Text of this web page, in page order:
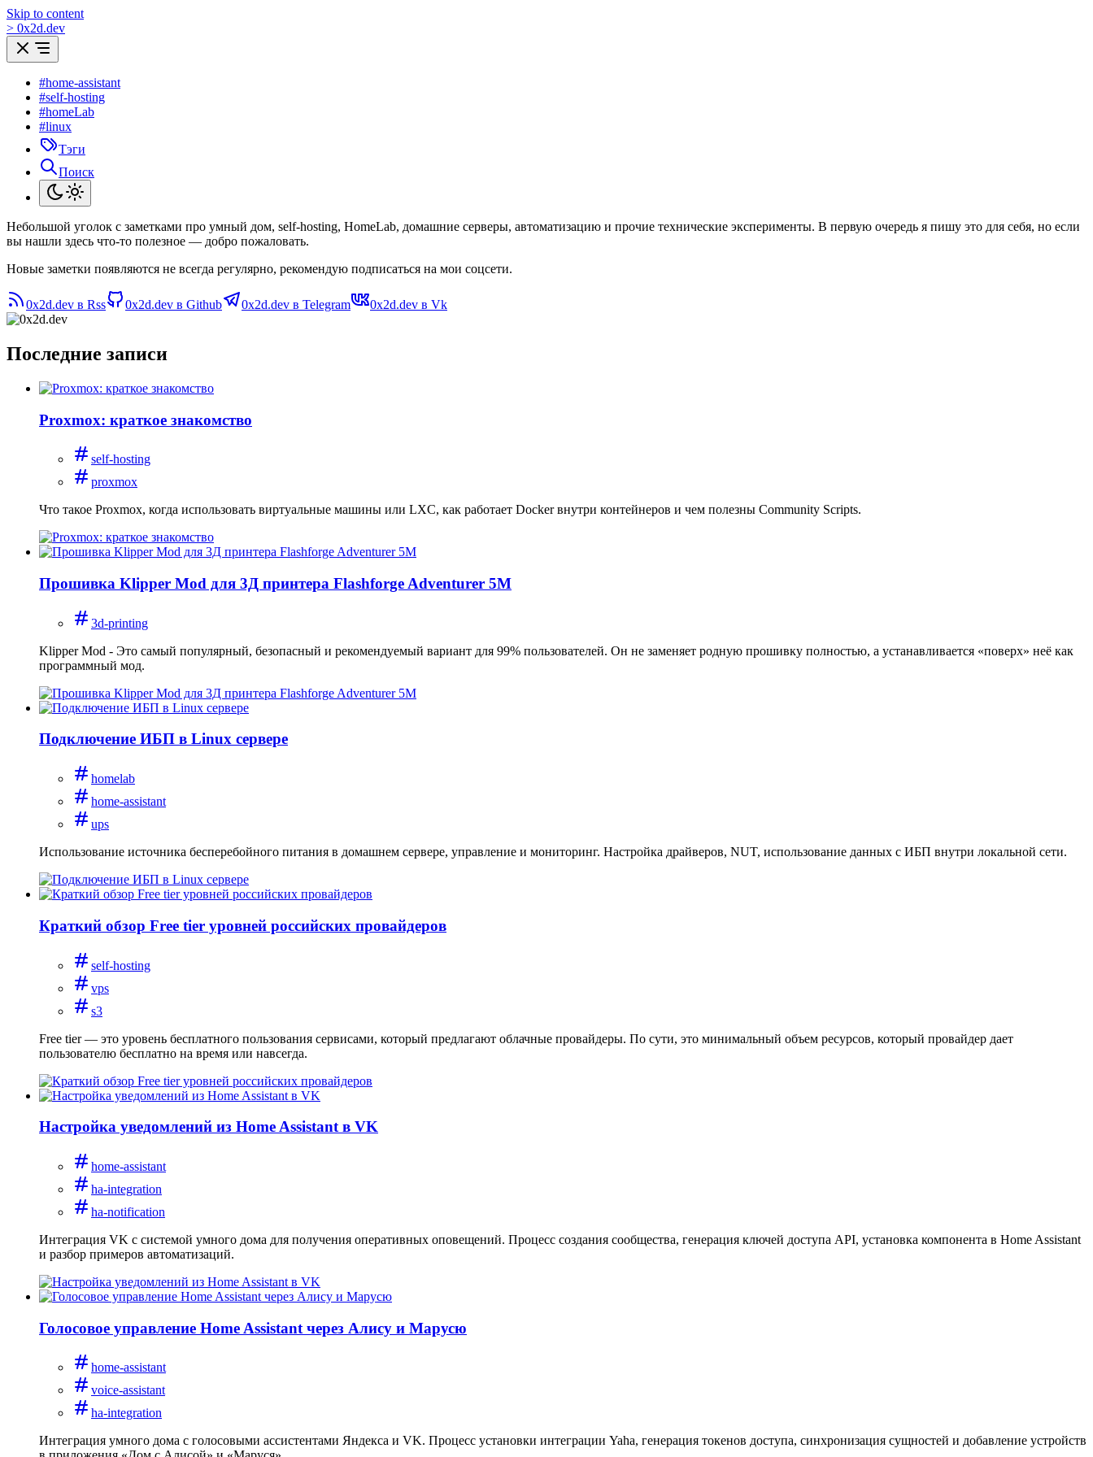
Skip to content
> 0x2d.dev
#home-assistant
#self-hosting
#homeLab
#linux
Тэги
Поиск
Небольшой уголок с заметками про умный дом, self-hosting, HomeLab, домашние серверы, автоматизацию и прочие технические эксперименты. В первую очередь я пишу это для себя, но если
вы нашли здесь что-то полезное — добро пожаловать.
Новые заметки появляются не всегда регулярно, рекомендую подписаться на мои соцсети.
0x2d.dev в Rss 0x2d.dev в Github 0x2d.dev в Telegram 0x2d.dev в Vk
Последние записи
Proxmox: краткое знакомство
self-hosting
proxmox
Что такое Proxmox, когда использовать виртуальные машины или LXC, как работает Docker внутри контейнеров и чем полезны Community Scripts.
Прошивка Klipper Mod для 3Д принтера Flashforge Adventurer 5M
3d-printing
Klipper Mod - Это самый популярный, безопасный и рекомендуемый вариант для 99% пользователей. Он не заменяет родную прошивку полностью, а устанавливается «поверх» неё как
программный мод.
Подключение ИБП в Linux сервере
homelab
home-assistant
ups
Использование источника бесперебойного питания в домашнем сервере, управление и мониторинг. Настройка драйверов, NUT, использование данных с ИБП внутри локальной сети.
Краткий обзор Free tier уровней российских провайдеров
self-hosting
vps
s3
Free tier — это уровень бесплатного пользования сервисами, который предлагают облачные провайдеры. По сути, это минимальный объем ресурсов, который провайдер дает
пользователю бесплатно на время или навсегда.
Настройка уведомлений из Home Assistant в VK
home-assistant
ha-integration
ha-notification
Интеграция VK с системой умного дома для получения оперативных оповещений. Процесс создания сообщества, генерация ключей доступа API, установка компонента в Home Assistant
и разбор примеров автоматизаций.
Голосовое управление Home Assistant через Алису и Марусю
home-assistant
voice-assistant
ha-integration
Интеграция умного дома с голосовыми ассистентами Яндекса и VK. Процесс установки интеграции Yaha, генерация токенов доступа, синхронизация сущностей и добавление устройств